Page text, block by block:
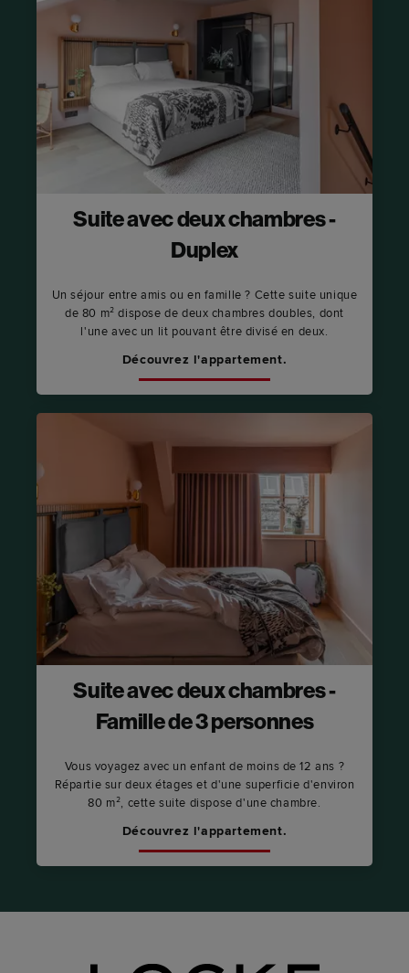
Suite avec deux chambres -
Duplex
Un séjour entre amis ou en famille ? Cette suite unique
de 80 m² dispose de deux chambres doubles, dont
l'une avec un lit pouvant être divisé en deux.
Découvrez l'appartement.
Suite avec deux chambres -
Famille de 3 personnes
Vous voyagez avec un enfant de moins de 12 ans ?
Répartie sur deux étages et d'une superficie d'environ
80 m², cette suite dispose d'une chambre.
Découvrez l'appartement.